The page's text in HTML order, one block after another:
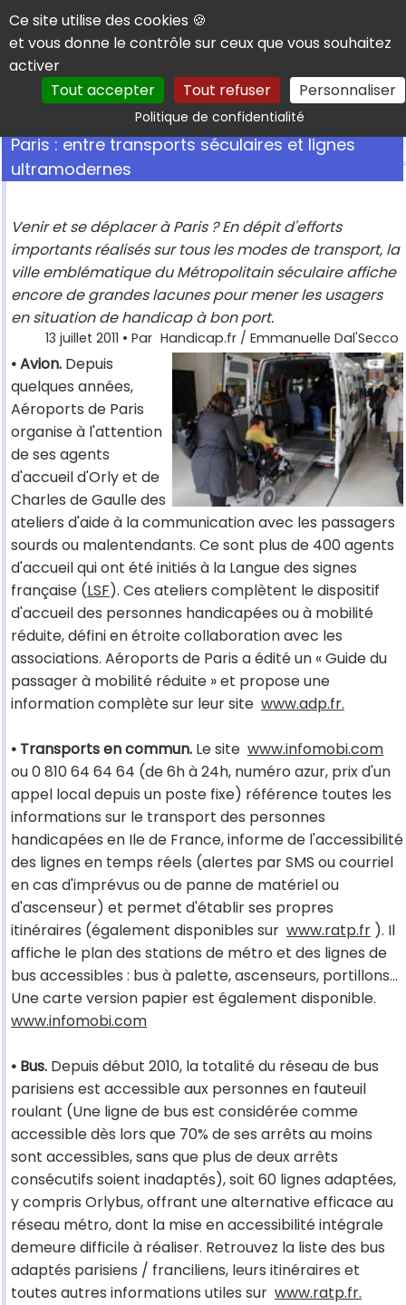
Panneau de gestion des cookies
Ce site utilise des cookies 🍪
et vous donne le contrôle sur ceux que vous souhaitez
activer
Tout accepter
Tout refuser Personnaliser
Politique de confidentialitéRechercher
Paris : entre transports séculaires et lignes
ultramodernes
Venir et se déplacer à Paris ? En dépit d'efforts
importants réalisés sur tous les modes de transport, la
ville emblématique du Métropolitain séculaire affiche
encore de grandes lacunes pour mener les usagers
en situation de handicap à bon port.
13 juillet 2011 • Par Handicap.fr / Emmanuelle Dal'Secco
• Avion. Depuis
quelques années,
Aéroports de Paris
organise à l'attention
de ses agents
d'accueil d'Orly et de
Charles de Gaulle des
ateliers d'aide à la communication avec les passagers
sourds ou malentendants. Ce sont plus de 400 agents
d'accueil qui ont été initiés à la Langue des signes
française (LSF). Ces ateliers complètent le dispositif
d'accueil des personnes handicapées ou à mobilité
réduite, défini en étroite collaboration avec les
associations. Aéroports de Paris a édité un « Guide du
passager à mobilité réduite » et propose une
information complète sur leur site www.adp.fr.
• Transports en commun. Le site www.infomobi.com
ou 0 810 64 64 64 (de 6h à 24h, numéro azur, prix d'un
appel local depuis un poste fixe) référence toutes les
informations sur le transport des personnes
handicapées en Ile de France, informe de l'accessibilité
des lignes en temps réels (alertes par SMS ou courriel
en cas d'imprévus ou de panne de matériel ou
d'ascenseur) et permet d'établir ses propres
itinéraires (également disponibles sur www.ratp.fr ). Il
affiche le plan des stations de métro et des lignes de
bus accessibles : bus à palette, ascenseurs, portillons...
Une carte version papier est également disponible.
www.infomobi.com
• Bus. Depuis début 2010, la totalité du réseau de bus
parisiens est accessible aux personnes en fauteuil
roulant (Une ligne de bus est considérée comme
accessible dès lors que 70% de ses arrêts au moins
sont accessibles, sans que plus de deux arrêts
consécutifs soient inadaptés), soit 60 lignes adaptées,
y compris Orlybus, offrant une alternative efficace au
réseau métro, dont la mise en accessibilité intégrale
demeure difficile à réaliser. Retrouvez la liste des bus
adaptés parisiens / franciliens, leurs itinéraires et
toutes autres informations utiles sur www.ratp.fr.